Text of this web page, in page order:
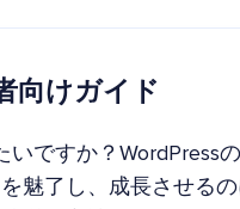
向けガイド
ですか？WordPress
魅了し、成長させる